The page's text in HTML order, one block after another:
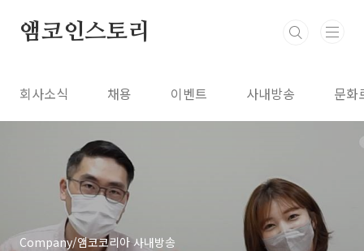
앰코인스토리
회사소식 채용 이벤트 사내방송 문화
Company/앰코코리아 사내방송